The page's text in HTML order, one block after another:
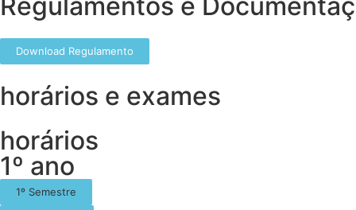
Download Regulamento
horários e exames
horários
1º ano
1º Semestre